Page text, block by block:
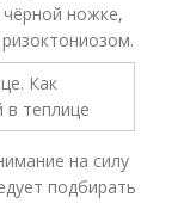
ножке,
на силу
подбирать